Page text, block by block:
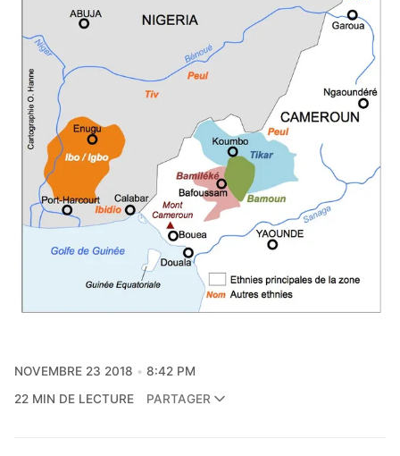
NOVEMBRE 23 2018
8:42 PM
22 MIN DE LECTURE
PARTAGER